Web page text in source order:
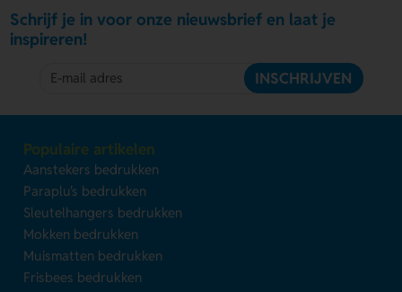
Schrijf je in voor onze nieuwsbrief en laat je
inspireren!
INSCHRIJVEN
Populaire artikelen
Aanstekers bedrukken
Paraplu's bedrukken
Sleutelhangers bedrukken
Mokken bedrukken
Muismatten bedrukken
Frisbees bedrukken